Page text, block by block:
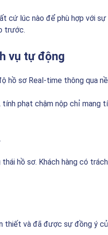
cứ lúc nào để phù hợp với
trước.
vụ tự động
hồ sơ Real-time thông qua
tính phạt chậm nộp chỉ mang
hồ sơ. Khách hàng có
thiết và đã được sự đồng ý